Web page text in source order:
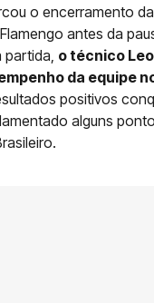
o encerramento
antes da
o técnico
da equipe
positivos
alguns